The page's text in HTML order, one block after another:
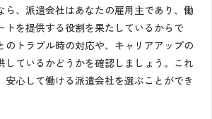
ら、派遣会社はあなたの雇用主であり、働
トを提供する役割を果たしているからで
のトラブル時の対応や、キャリアアップの
しているかどうかを確認しましょう。これ
安心して働ける派遣会社を選ぶことができ